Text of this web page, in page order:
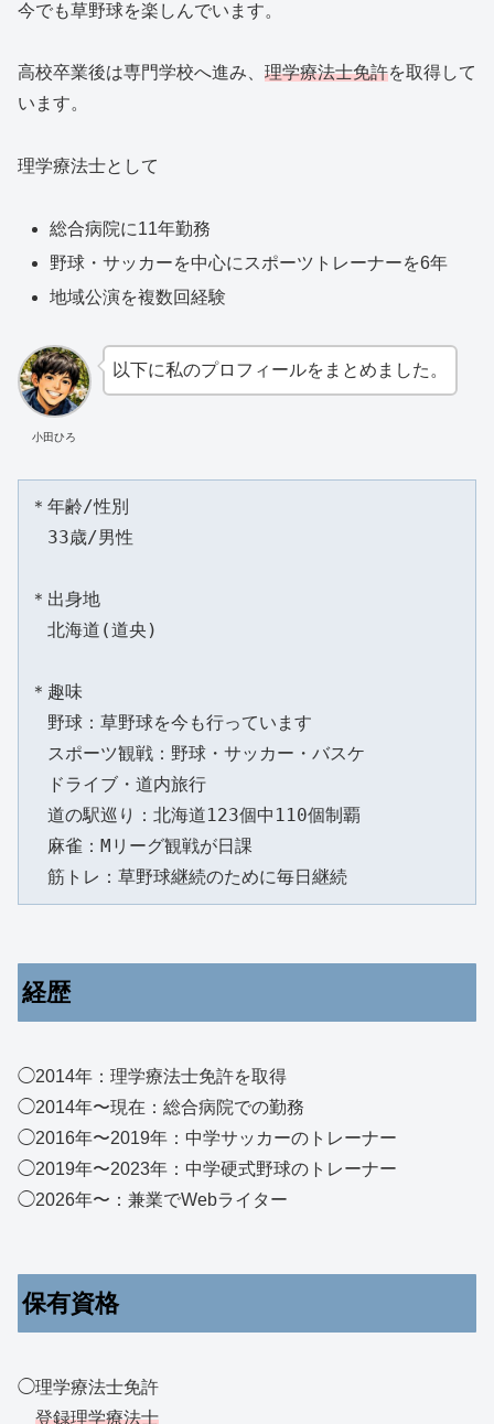
今でも草野球を楽しんでいます。
高校卒業後は専門学校へ進み、 理学療法士免許を取得して
います。
理学療法士として
総合病院に11年勤務
野球・サッカーを中心にスポーツトレーナーを6年
地域公演を複数回経験
小田ひろ
以下に私のプロフィールをまとめました。
＊年齢/性別
33歳/男性
＊出身地
北海道(道央)
＊趣味
野球：草野球を今も行っています
スポーツ観戦：野球・サッカー・バスケ
ドライブ・道内旅行
道の駅巡り：北海道123個中110個制覇
麻雀：Mリーグ観戦が日課
筋トレ：草野球継続のために毎日継続
経歴
◯2014年：理学療法士免許を取得
◯2014年〜現在：総合病院での勤務
◯2016年〜2019年：中学サッカーのトレーナー
◯2019年〜2023年：中学硬式野球のトレーナー
◯2026年〜：兼業でWebライター
保有資格
◯理学療法士免許
登録理学療法士